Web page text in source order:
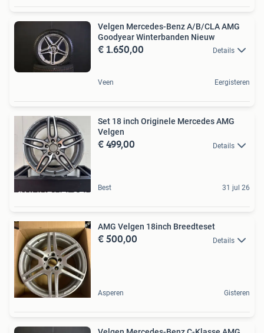
Velgen Mercedes-Benz A/B/CLA AMG
Goodyear Winterbanden Nieuw
€ 1.650,00 Details
Veen Eergisteren
Set 18 inch Originele Mercedes AMG
Velgen
€ 499,00 Details
Best 31 jul 26
AMG Velgen 18inch Breedteset
€ 500,00 Details
Asperen Gisteren